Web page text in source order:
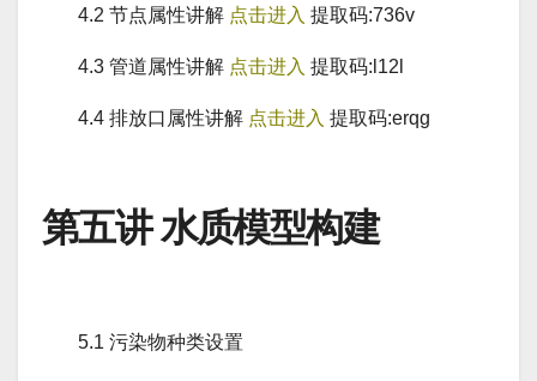
4.2 节点属性讲解 点击进入 提取码:736v
4.3 管道属性讲解 点击进入 提取码:l12l
4.4 排放口属性讲解 点击进入 提取码:erqg
第五讲 水质模型构建
5.1 污染物种类设置